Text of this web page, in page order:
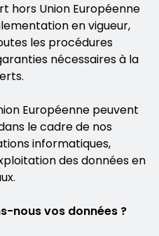
hors Union Européenne
en vigueur,
les procédures
nécessaires à la
Européenne peuvent
le cadre de nos
informatiques,
des données en
nous vos données ?